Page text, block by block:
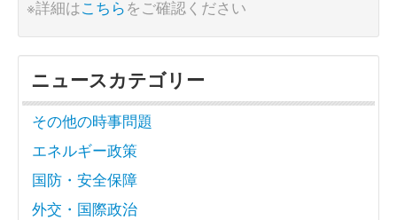
※詳細はこちらをご確認ください
ニュースカテゴリー
その他の時事問題
エネルギー政策
国防・安全保障
外交・国際政治